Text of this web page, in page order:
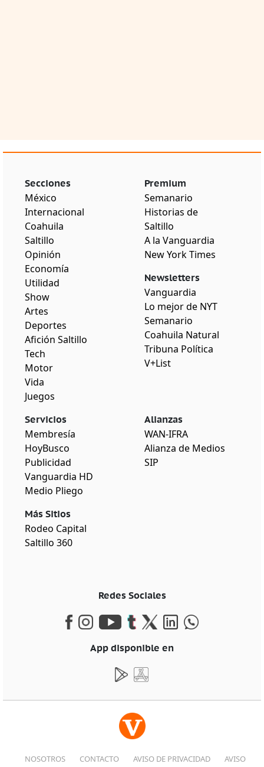
Secciones
México
Internacional
Coahuila
Saltillo
Opinión
Economía
Utilidad
Show
Artes
Deportes
Afición Saltillo
Tech
Motor
Vida
Juegos
Premium
Semanario
Historias de
Saltillo
A la Vanguardia
New York Times
Newsletters
Vanguardia
Lo mejor de NYT
Semanario
Coahuila Natural
Tribuna Política
V+List
Servicios
Membresía
HoyBusco
Publicidad
Vanguardia HD
Medio Pliego
Más Sitios
Rodeo Capital
Saltillo 360
Alianzas
WAN-IFRA
Alianza de Medios
SIP
Redes Sociales
App disponible en
NOSOTROS CONTACTO AVISO DE PRIVACIDAD AVISO